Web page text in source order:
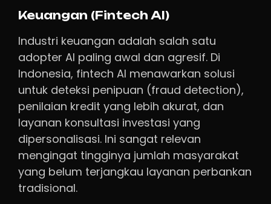
Keuangan (Fintech AI)
Industri keuangan adalah salah satu
adopter AI paling awal dan agresif. Di
Indonesia, fintech AI menawarkan solusi
untuk deteksi penipuan (fraud detection),
penilaian kredit yang lebih akurat, dan
layanan konsultasi investasi yang
dipersonalisasi. Ini sangat relevan
mengingat tingginya jumlah masyarakat
yang belum terjangkau layanan perbankan
tradisional.